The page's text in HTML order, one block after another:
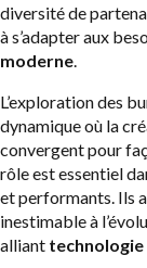
diversité de
à s’adapter aux
moderne
L’exploration des
dynamique où la
convergent pour
rôle est essentiel
et performants. Ils
inestimable à
alliant